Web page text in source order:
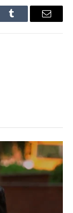
Tumblr Email